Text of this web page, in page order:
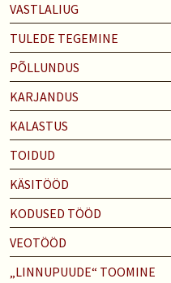
VASTLALIUG
TULEDE TEGEMINE
PÕLLUNDUS
KARJANDUS
KALASTUS
TOIDUD
KÄSITÖÖD
KODUSED TÖÖD
VEOTÖÖD
„LINNUPUUDE“ TOOMINE